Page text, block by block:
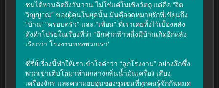
ชมได้หวนคิดถึงวันวาน ไม่ใช่แค่ในเชิงวัตถุ แต่คือ “จิต
วิญญาณ” ของผู้คนในยุคนั้น มันคือจดหมายรักที่เขียนถึง
“บ้าน” “ครอบครัว” และ “เพื่อน” ที่เราเคยทิ้งไว้เบื้องหลัง
ดังคำโปรยในเรื่องที่ว่า “อีกฟากฟ้าหนึ่งมีบ้านเกิดอีกหลัง
เรียกว่า โรงงานของพวกเรา”
ซีรี่ย์เรื่องนี้ทำให้เราเข้าใจคำว่า “ลูกโรงงาน” อย่างลึกซึ้ง
พวกเขาเติบโตมาท่ามกลางกลิ่นน้ำมันเครื่อง เสียง
เครื่องจักร และความอบอุ่นของชุมชนที่ทุกคนรู้จักกันหมด